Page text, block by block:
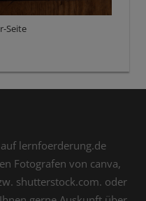
Seite
lernfoerderung.de
Fotografen von canva,
shutterstock.com. oder